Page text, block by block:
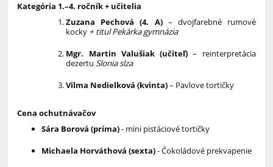
Kategória 1.–4. ročník + učitelia
Zuzana Pechová (4. A)– dvojfarebné rumové
kocky + titul Pekárka gymnázia
Mgr. Martin Valušiak (učiteľ) – reinterpretácia
dezertuSlonia slza
Vilma Nedielková (kvinta)– Pavlove tortičky
Cena ochutnávačov
Sára Borová (príma)- mini pistáciové tortičky
Michaela Horváthová (sexta)-Čokoládové prekvapenie